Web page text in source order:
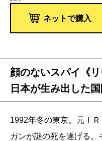
ネットで購入
顔のないスパイ《
日本が生み出した
1992年冬の東京。元Ｉ
ガンが謎の死を遂げる。